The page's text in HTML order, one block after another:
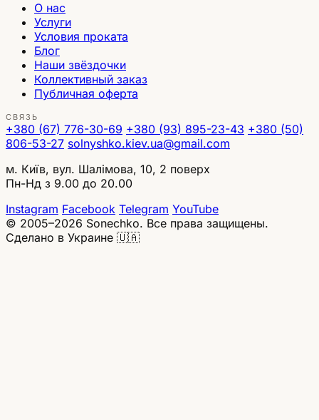
О нас
Услуги
Условия проката
Блог
Наши звёздочки
Коллективный заказ
Публичная оферта
СВЯЗЬ
+380 (67) 776-30-69 +380 (93) 895-23-43 +380 (50)
806-53-27 solnyshko.kiev.ua@gmail.com
м. Київ, вул. Шалімова, 10, 2 поверх
Пн-Нд з 9.00 до 20.00
Instagram Facebook Telegram YouTube
© 2005–2026 Sonechko. Все права защищены.
Сделано в Украине 🇺🇦